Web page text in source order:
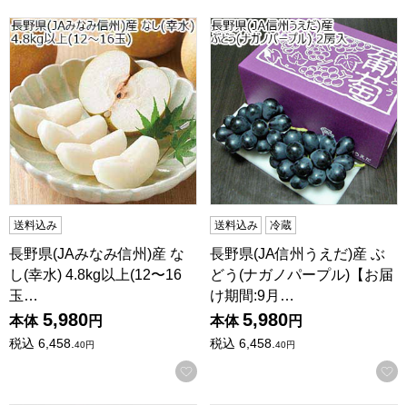
長野県(JAみなみ信州)産 なし(幸水) 4.8kg以上(12〜16玉) 【
送料込み
長野県(JAみなみ信州)産 な
し(幸水) 4.8kg以上(12〜16
玉…
本体 5,980円
税込 6,458.40円
お気に入りに登録する
長野県(JA信州うえだ)産 ぶ
送料込み 冷蔵
長野県(JA信州うえだ)産 ぶ
どう(ナガノパープル)【お届
け期間:9月…
本体 5,980円
税込 6,458.40円